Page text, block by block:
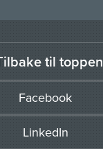
Facebook
LinkedIn
til toppen